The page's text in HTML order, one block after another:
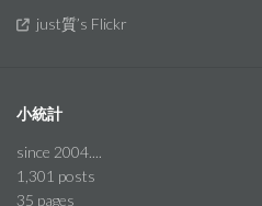
just質’s Flickr
小統計
since 2004....
1,301 posts
35 pages